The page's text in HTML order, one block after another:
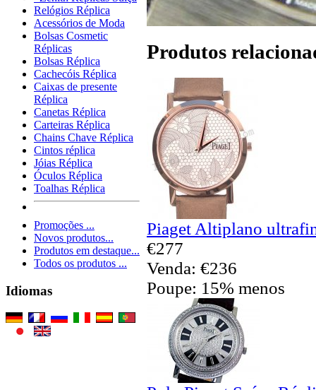
Relógios Réplica
Acessórios de Moda
Bolsas Cosmetic
Réplicas
Bolsas Réplica
Cachecóis Réplica
Caixas de presente
Réplica
Canetas Réplica
Carteiras Réplica
Chains Chave Réplica
Cintos réplica
Jóias Réplica
Óculos Réplica
Toalhas Réplica
Promoções ...
Novos produtos...
Produtos em destaque...
Todos os produtos ...
Idiomas
Produtos
Piaget Altiplano
€277
Venda: €236
Poupe: 15% menos